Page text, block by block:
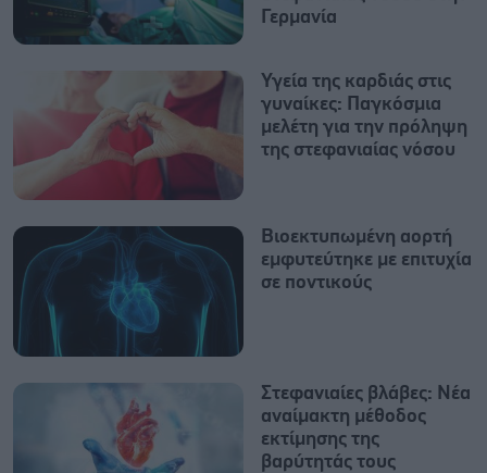
Γερμανία
Υγεία της καρδιάς στις
γυναίκες: Παγκόσμια
μελέτη για την πρόληψη
της στεφανιαίας νόσου
Βιοεκτυπωμένη αορτή
εμφυτεύτηκε με επιτυχία
σε ποντικούς
Στεφανιαίες βλάβες: Νέα
αναίμακτη μέθοδος
εκτίμησης της
βαρύτητάς τους